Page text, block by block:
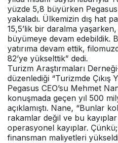
yüzde 5,8 büyürken
yakaladı. Ülkemizin dış hat
15,5’lik bir daralma
büyümeye devam edebildik.
yatırıma devam ettik,
82’ye yükselttik” dedi.
Turizm Araştırmaları
düzenlediği “Turizmde Çıkış
Pegasus CEO’su Mehmet
konuşmada geçen yıl 500
açıklamıştı. Nane, “Bunlar
rakamlar değil ve bu
operasyonel kayıplar.
finansman maliyetleri